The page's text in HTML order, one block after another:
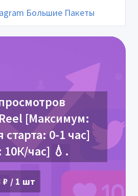
Большие Пакеты
[Максимум:
0-1 час]
10К/час] 💧.
₽ / 1 шт